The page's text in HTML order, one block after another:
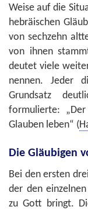
Weise auf die
hebräischen
von sechzehn
von ihnen
deutet viele
nennen. Jeder
Grundsatz
formulierte:
Glauben leben“ (
Die Gläubigen
Bei den ersten
der den
zu Gott bringt.